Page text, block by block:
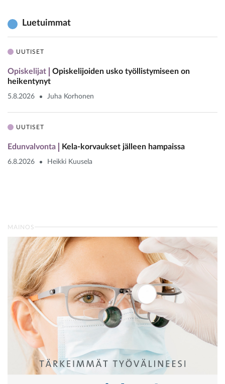
Luetuimmat
UUTISET
Opiskelijat
Opiskelijoiden usko työllistymiseen on
heikentynyt
5.8.2026 Juha Korhonen
UUTISET
Edunvalvonta Kela-korvaukset jälleen hampaissa
6.8.2026 Heikki Kuusela
MAINOS